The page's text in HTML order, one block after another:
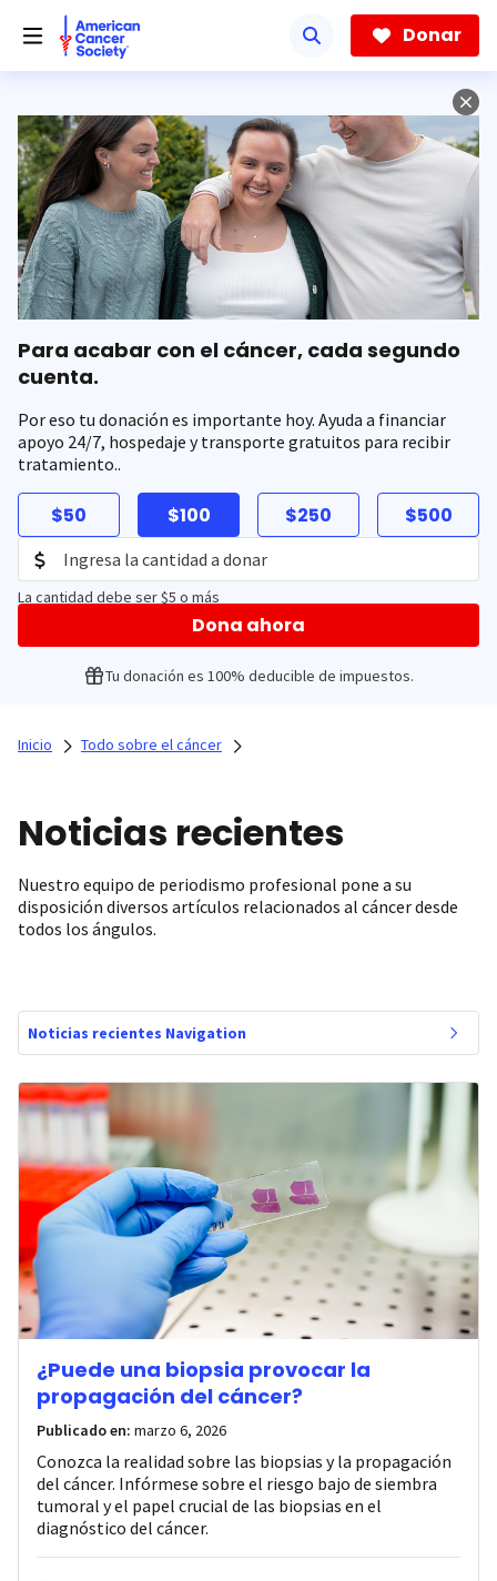
hacia
contenido
Donar
Para acabar con el cáncer, cada segundo
cuenta.
Por eso tu donación es importante hoy. Ayuda a financiar
apoyo 24/7, hospedaje y transporte gratuitos para recibir
tratamiento..
$50 $100 $250 $500
La cantidad debe ser $5 o más
Dona ahora
Tu donación es 100% deducible de impuestos.
Inicio Todo sobre el cáncer
Noticias recientes
Nuestro equipo de periodismo profesional pone a su
disposición diversos artículos relacionados al cáncer desde
todos los ángulos.
Noticias recientes Navigation
¿Puede una biopsia provocar la
propagación del cáncer?
Publicado en: marzo 6, 2026
Conozca la realidad sobre las biopsias y la propagación
del cáncer. Infórmese sobre el riesgo bajo de siembra
tumoral y el papel crucial de las biopsias en el
diagnóstico del cáncer.